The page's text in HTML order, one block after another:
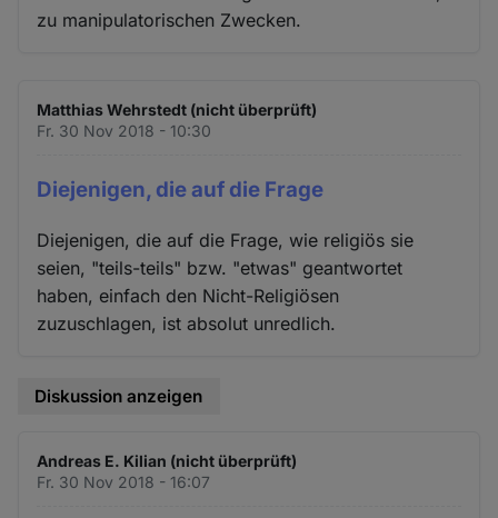
zu manipulatorischen Zwecken.
Matthias Wehrstedt (nicht überprüft)
Fr. 30 Nov 2018 - 10:30
Diejenigen, die auf die Frage
Diejenigen, die auf die Frage, wie religiös sie
seien, "teils-teils" bzw. "etwas" geantwortet
haben, einfach den Nicht-Religiösen
zuzuschlagen, ist absolut unredlich.
Diskussion anzeigen
Andreas E. Kilian (nicht überprüft)
Fr. 30 Nov 2018 - 16:07